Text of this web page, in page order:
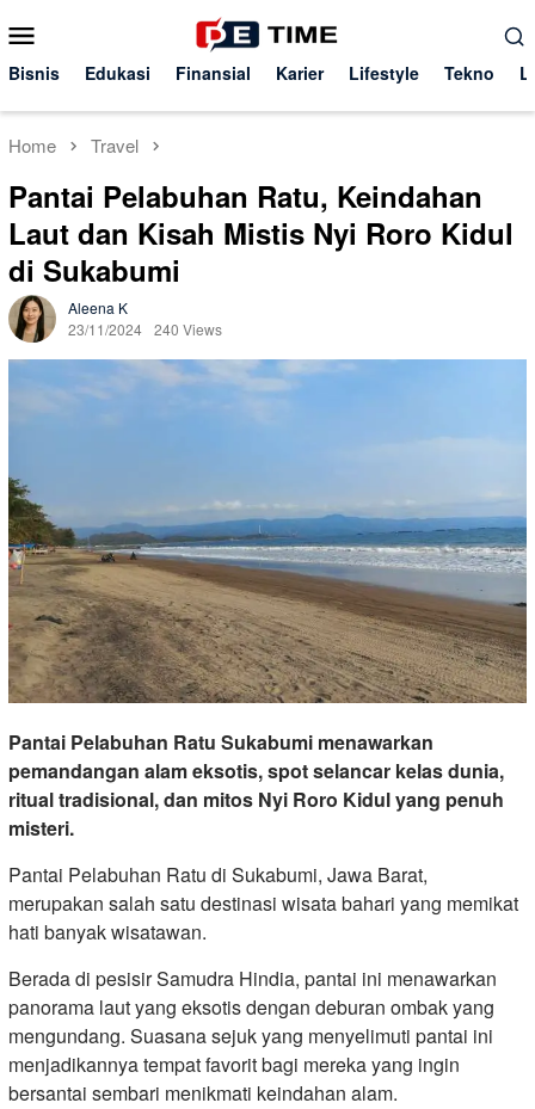
to
contentMenu
Bisnis Edukasi Finansial Karier Lifestyle Tekno
Home Travel
Pantai Pelabuhan Ratu, Keindahan
Laut dan Kisah Mistis Nyi Roro Kidul
di Sukabumi
Aleena K
23/11/2024 240 Views
Pantai Pelabuhan Ratu Sukabumi menawarkan
pemandangan alam eksotis, spot selancar kelas dunia,
ritual tradisional, dan mitos Nyi Roro Kidul yang penuh
misteri.
Pantai Pelabuhan Ratu di Sukabumi, Jawa Barat,
merupakan salah satu destinasi wisata bahari yang memikat
hati banyak wisatawan.
Berada di pesisir Samudra Hindia, pantai ini menawarkan
panorama laut yang eksotis dengan deburan ombak yang
mengundang. Suasana sejuk yang menyelimuti pantai ini
menjadikannya tempat favorit bagi mereka yang ingin
bersantai sembari menikmati keindahan alam.